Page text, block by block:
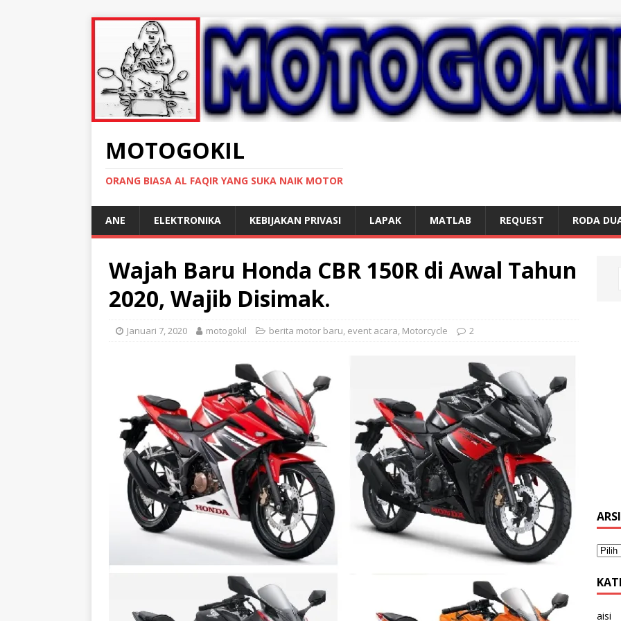
MOTOGOKIL
ORANG BIASA AL FAQIR YANG SUKA NAIK MOTOR
ANE ELEKTRONIKA KEBIJAKAN PRIVASI LAPAK MATLAB REQUEST RODA
Wajah Baru Honda CBR 150R di Awal Tahun
2020, Wajib Disimak.
Januari 7, 2020 motogokil berita motor baru, event acara, Motorcycle 2
aisi